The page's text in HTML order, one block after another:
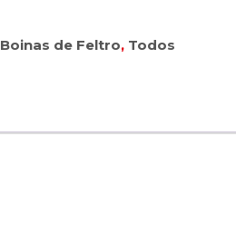
Boinas de Feltro, Todos